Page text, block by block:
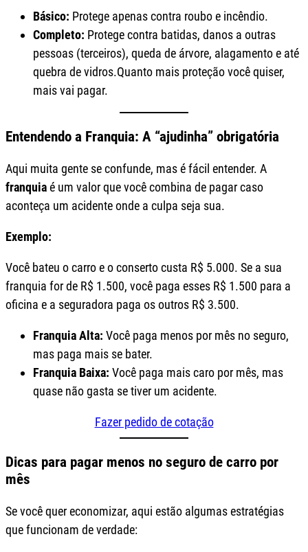
Básico: Protege apenas contra roubo e incêndio.
Completo: Protege contra batidas, danos a outras
pessoas (terceiros), queda de árvore, alagamento e até
quebra de vidros.Quanto mais proteção você quiser,
mais vai pagar.
Entendendo a Franquia: A “ajudinha” obrigatória
Aqui muita gente se confunde, mas é fácil entender. A
franquiaé um valor que você combina de pagar caso
aconteça um acidente onde a culpa seja sua.
Exemplo:
Você bateu o carro e o conserto custa R$ 5.000. Se a sua
franquia for de R$ 1.500, você paga esses R$ 1.500 para a
oficina e a seguradora paga os outros R$ 3.500.
Franquia Alta: Você paga menos por mês no seguro,
mas paga mais se bater.
Franquia Baixa: Você paga mais caro por mês, mas
quase não gasta se tiver um acidente.
Fazer pedido de cotação
Dicas para pagar menos no seguro de carro por
mês
Se você quer economizar, aqui estão algumas estratégias
que funcionam de verdade: